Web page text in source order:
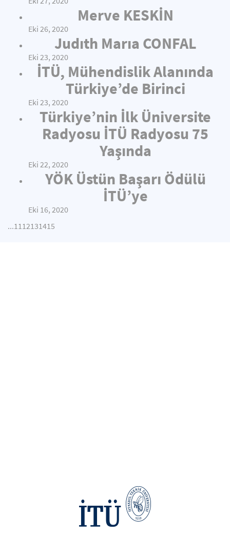
Merve KESKİN
Eki 26, 2020
Judıth Marıa CONFAL
Eki 23, 2020
İTÜ, Mühendislik Alanında
Türkiye’de Birinci
Eki 23, 2020
Türkiye’nin İlk Üniversite
Radyosu İTÜ Radyosu 75
Yaşında
Eki 22, 2020
YÖK Üstün Başarı Ödülü
İTÜ’ye
Eki 16, 2020
...1112131415